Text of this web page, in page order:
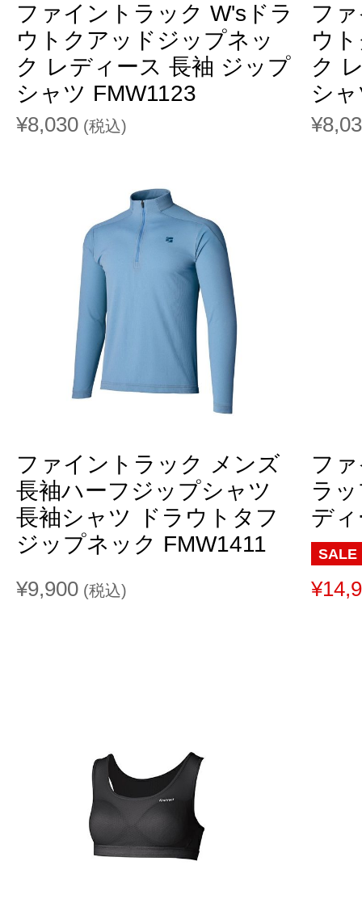
ファイントラック W'sドラ
ウトクアッドジップネッ
ク レディース 長袖 ジップ
シャツ FMW1123
¥8,030 (税込)
フ
ウ
ク
シ
ファイントラック メンズ
長袖ハーフジップシャツ
長袖シャツ ドラウトタフ
ジップネック FMW1411
¥9,900 (税込)
フ
ラ
デ
SALE